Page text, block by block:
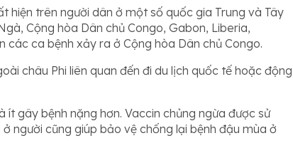
hiện trên người dân ở một số quốc gia Trung và Tây
Cộng hòa Dân chủ Congo, Gabon, Liberia,
các ca bệnh xảy ra ở Cộng hòa Dân chủ Congo.
châu Phi liên quan đến đi du lịch quốc tế hoặc động
gây bệnh nặng hơn. Vaccin chủng ngừa được sử
người cũng giúp bảo vệ chống lại bệnh đậu mùa ở